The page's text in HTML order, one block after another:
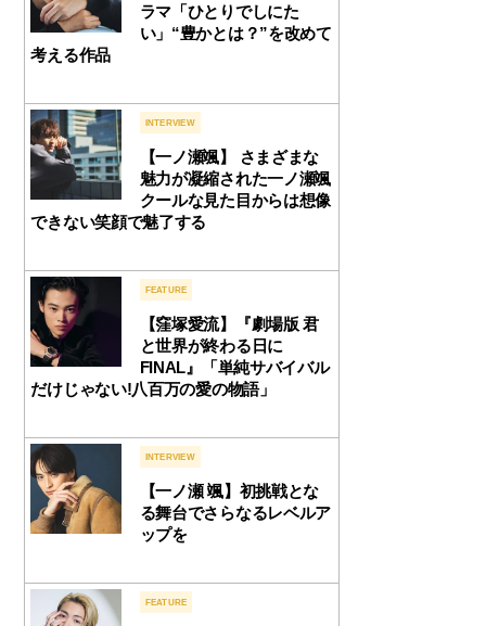
ラマ「ひとりでしにた
い」“豊かとは？”を改めて
考える作品
INTERVIEW
【一ノ瀬颯】 さまざまな
魅力が凝縮された一ノ瀬颯
クールな見た目からは想像
できない笑顔で魅了する
FEATURE
【窪塚愛流】『劇場版 君
と世界が終わる日に
FINAL』「単純サバイバル
だけじゃない!八百万の愛の物語」
INTERVIEW
【一ノ瀬 颯】初挑戦とな
る舞台でさらなるレベルア
ップを
FEATURE